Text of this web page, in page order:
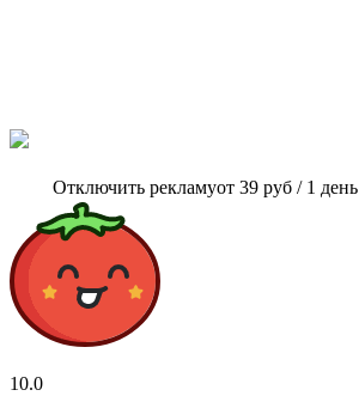
Отключить рекламуот 39 руб / 1 день
10.0